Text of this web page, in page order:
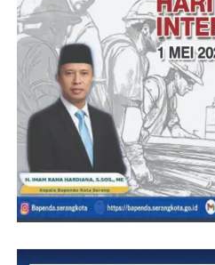
dimana kemajuan ekonominya
saya juga ingin pelabuhan-
lebih dioptimalkan,” ucapnya.
Saat dikonfirmasi wartawan, Gus.
Ketua Dewan Pembina Smartren
terimakasih atas dukungan dari
daerah hingga pusat yang mana ini
untuk terus berinovasi.
Gus Sauqi memaparkan seluruh
mengembangkan bisnis mikro